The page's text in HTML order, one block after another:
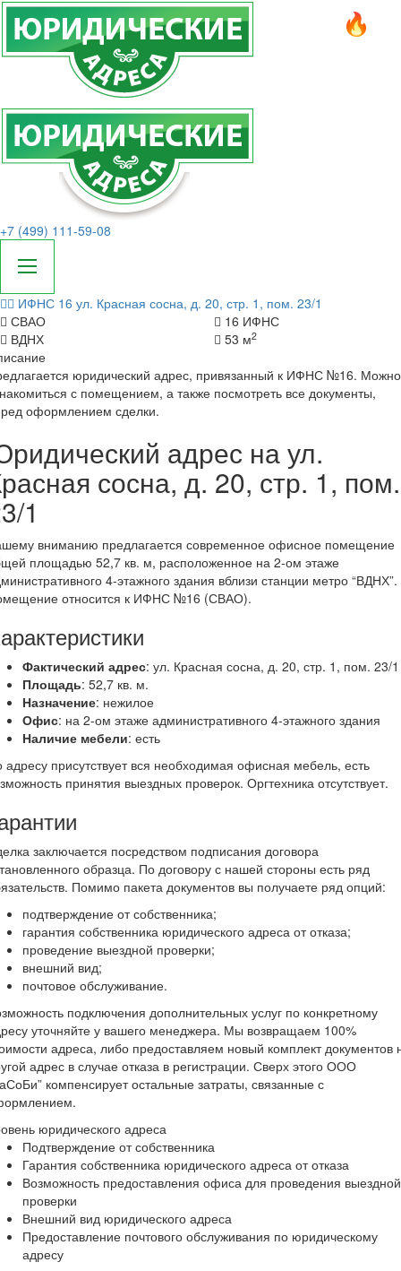
+7 (499) 111-59-08
ИФНС 16 ул. Красная сосна, д. 20, стр. 1, пом. 23/1
СВАО
16 ИФНС
ВДНХ
53 м2
юридический адрес, привязанный к ИФНС №16. Можно
с помещением, а также посмотреть все документы,
оформлением сделки.
адрес на ул.
сосна, д. 20, стр. 1, пом.
1
вниманию предлагается современное офисное помещение
площадью 52,7 кв. м, расположенное на 2-ом этаже
4-этажного здания вблизи станции метро “ВДНХ”.
относится к ИФНС №16 (СВАО).
Фактический адрес: ул. Красная сосна, д. 20, стр. 1, пом. 23/1
Площадь: 52,7 кв. м.
Назначение: нежилое
Офис: на 2-ом этаже административного 4-этажного здания
Наличие мебели: есть
адресу присутствует вся необходимая офисная мебель, есть
принятия выездных проверок. Оргтехника отсутствует.
заключается посредством подписания договора
образца. По договору с нашей стороны есть ряд
Помимо пакета документов вы получаете ряд опций:
подтверждение от собственника;
гарантия собственника юридического адреса от отказа;
проведение выездной проверки;
внешний вид;
почтовое обслуживание.
подключения дополнительных услуг по конкретному
уточняйте у вашего менеджера. Мы возвращаем 100%
адреса, либо предоставляем новый комплект документов
адрес в случае отказа в регистрации. Сверх этого ООО
компенсирует остальные затраты, связанные с
юридического адреса
Подтверждение от собственника
Гарантия собственника юридического адреса от отказа
Возможность предоставления офиса для проведения выездной
проверки
Внешний вид юридического адреса
Предоставление почтового обслуживания по юридическому
адресу